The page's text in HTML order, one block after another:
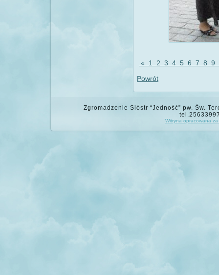
« 1 2 3 4 5 6 7 8 9
Powrót
Zgromadzenie Sióstr “Jedność” pw. Św.
Witryna opracowana